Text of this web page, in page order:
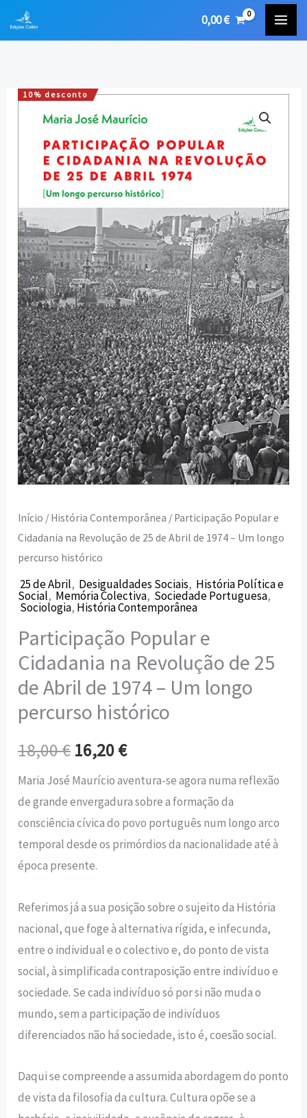
0,00€
10% desconto
Início / História Contemporânea / Participação Popular e
Cidadania na Revolução de 25 de Abril de 1974 – Um longo
percurso histórico
25 de Abril, Desigualdades Sociais, História Política e
Social, Memória Colectiva, Sociedade Portuguesa,
Sociologia, História Contemporânea
Participação Popular e
Cidadania na Revolução de 25
de Abril de 1974 – Um longo
percurso histórico
18,00€
O
preço
original
era:
18,00 €.
16,20€
O
preço
atual
é:
16,20 €.
Maria José Maurício aventura-se agora numa reflexão
de grande envergadura sobre a formação da
consciência cívica do povo português num longo arco
temporal desde os primórdios da nacionalidade até à
época presente.
Referimos já a sua posição sobre o sujeito da História
nacional, que foge à alternativa rígida, e infecunda,
entre o individual e o colectivo e, do ponto de vista
social, à simplificada contraposição entre indivíduo e
sociedade. Se cada indivíduo só por si não muda o
mundo, sem a participação de indivíduos
diferenciados não há sociedade, isto é, coesão social.
Daqui se compreende a assumida abordagem do ponto
de vista da filosofia da cultura. Cultura opõe se a
Quantidade
Participação
Popular
Cidadania
na
Revolução
de
25
de
Abril
de
1974
–
Um
longo
percurso
histórico